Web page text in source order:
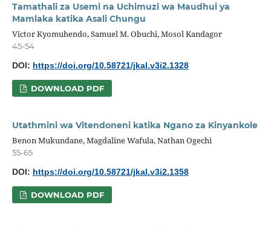
Tamathali za Usemi na Uchimuzi wa Maudhui ya
Mamlaka katika Asali Chungu
Victor Kyomuhendo, Samuel M. Obuchi, Mosol Kandagor
45-54
DOI: https://doi.org/10.58721/jkal.v3i2.1328
DOWNLOAD PDF
Utathmini wa Vitendoneni katika Ngano za Kinyankole
Benon Mukundane, Magdaline Wafula, Nathan Ogechi
55-65
DOI: https://doi.org/10.58721/jkal.v3i2.1358
DOWNLOAD PDF